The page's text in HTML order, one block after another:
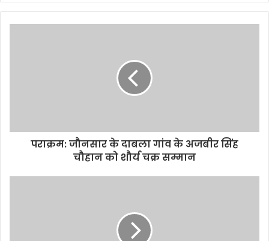
पराक्रम: जौनसार के दाबला गांव के अजबीर सिंह
चौहान को शौर्य चक्र सम्मान